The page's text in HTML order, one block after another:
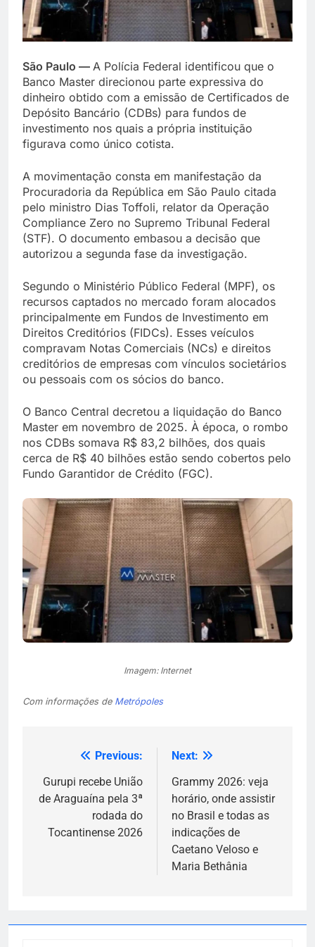
São Paulo — A Polícia Federal identificou que o
Banco Master direcionou parte expressiva do
dinheiro obtido com a emissão de Certificados de
Depósito Bancário (CDBs) para fundos de
investimento nos quais a própria instituição
figurava como único cotista.
A movimentação consta em manifestação da
Procuradoria da República em São Paulo citada
pelo ministro Dias Toffoli, relator da Operação
Compliance Zero no Supremo Tribunal Federal
(STF). O documento embasou a decisão que
autorizou a segunda fase da investigação.
Segundo o Ministério Público Federal (MPF), os
recursos captados no mercado foram alocados
principalmente em Fundos de Investimento em
Direitos Creditórios (FIDCs). Esses veículos
compravam Notas Comerciais (NCs) e direitos
creditórios de empresas com vínculos societários
ou pessoais com os sócios do banco.
O Banco Central decretou a liquidação do Banco
Master em novembro de 2025. À época, o rombo
nos CDBs somava R$ 83,2 bilhões, dos quais
cerca de R$ 40 bilhões estão sendo cobertos pelo
Fundo Garantidor de Crédito (FGC).
Imagem: Internet
Com informações de Metrópoles
Navegação
de
Previous:
Gurupi recebe União
de Araguaína pela 3ª
rodada do
Tocantinense 2026
Next:
Grammy 2026: veja
horário, onde assistir
no Brasil e todas as
indicações de
Caetano Veloso e
Maria Bethânia